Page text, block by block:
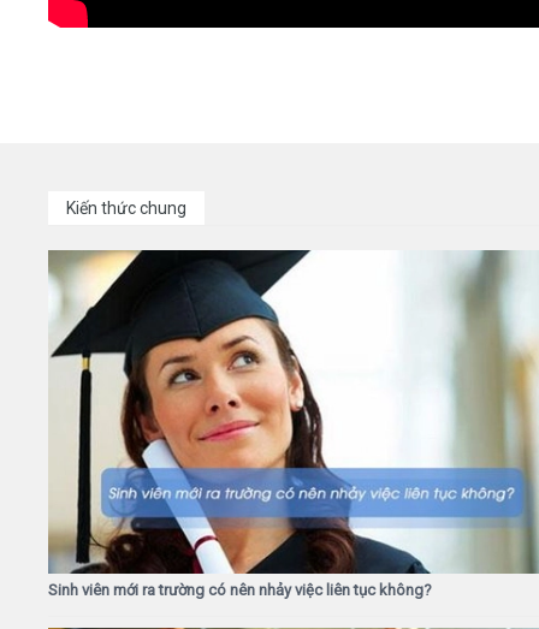
Kiến thức chung
Sinh viên mới ra trường có nên nhảy việc liên tục không?